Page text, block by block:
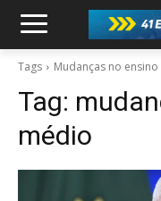
Tags Mudanças no
Tag:
médio